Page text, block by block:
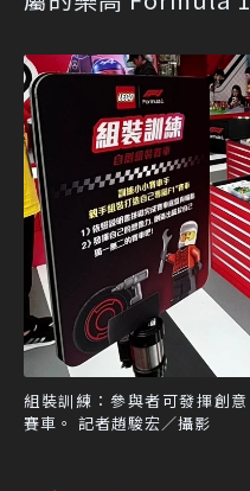
組裝訓練：參與者可發揮創
賽車。 記者趙駿宏／攝影